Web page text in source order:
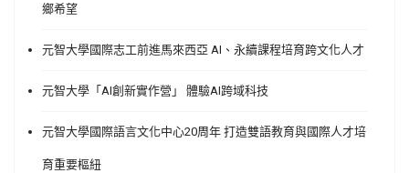
鄉希望
元智大學國際志工前進馬來西亞 AI、永續課程培育跨文化人才
元智大學「AI創新實作營」 體驗AI跨域科技
元智大學國際語言文化中心20周年 打造雙語教育與國際人才培
育重要樞紐